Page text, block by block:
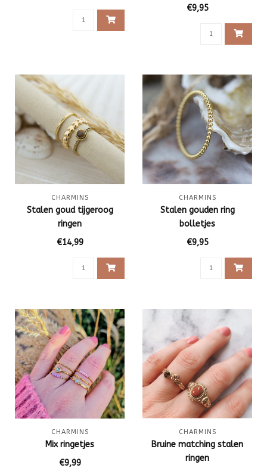
€9,95
CHARMINS
Stalen goud tijgeroog
ringen
€14,99
CHARMINS
Stalen gouden ring
bolletjes
€9,95
CHARMINS
Mix ringetjes
€9,99
CHARMINS
Bruine matching stalen
ringen